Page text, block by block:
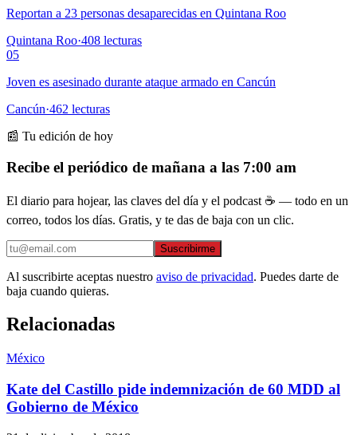
Reportan a 23 personas desaparecidas en Quintana Roo
Quintana Roo·408 lecturas
05
Joven es asesinado durante ataque armado en Cancún
Cancún·462 lecturas
📰 Tu edición de hoy
Recibe el periódico de mañana a las 7:00 am
El diario para hojear, las claves del día y el podcast ☕ — todo en un
correo, todos los días. Gratis, y te das de baja con un clic.
Suscribirme
Al suscribirte aceptas nuestro aviso de privacidad. Puedes darte de
baja cuando quieras.
Relacionadas
México
Kate del Castillo pide indemnización de 60 MDD al
Gobierno de México